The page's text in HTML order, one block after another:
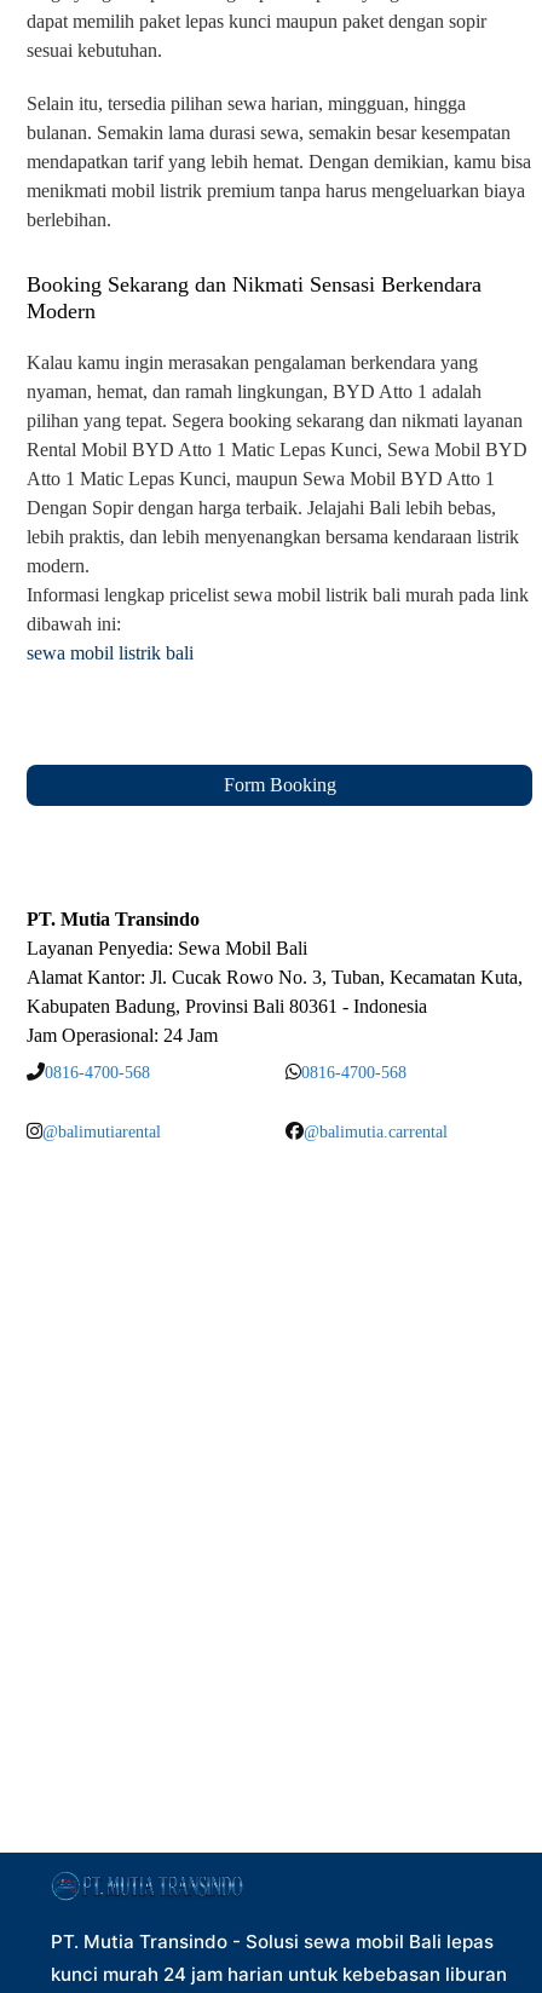
dapat memilih paket lepas kunci maupun paket dengan sopir
sesuai kebutuhan.
Selain itu, tersedia pilihan sewa harian, mingguan, hingga
bulanan. Semakin lama durasi sewa, semakin besar kesempatan
mendapatkan tarif yang lebih hemat. Dengan demikian, kamu bisa
menikmati mobil listrik premium tanpa harus mengeluarkan biaya
berlebihan.
Booking Sekarang dan Nikmati Sensasi Berkendara
Modern
Kalau kamu ingin merasakan pengalaman berkendara yang
nyaman, hemat, dan ramah lingkungan, BYD Atto 1 adalah
pilihan yang tepat. Segera booking sekarang dan nikmati layanan
Rental Mobil BYD Atto 1 Matic Lepas Kunci, Sewa Mobil BYD
Atto 1 Matic Lepas Kunci, maupun Sewa Mobil BYD Atto 1
Dengan Sopir dengan harga terbaik. Jelajahi Bali lebih bebas,
lebih praktis, dan lebih menyenangkan bersama kendaraan listrik
modern.
Informasi lengkap pricelist sewa mobil listrik bali murah pada link
dibawah ini:
sewa mobil listrik bali
Form Booking
PT. Mutia Transindo
Layanan Penyedia: Sewa Mobil Bali
Alamat Kantor: Jl. Cucak Rowo No. 3, Tuban, Kecamatan Kuta,
Kabupaten Badung, Provinsi Bali 80361 - Indonesia
Jam Operasional: 24 Jam
0816-4700-568 0816-4700-568
@balimutiarental @balimutia.carrental
PT. Mutia Transindo - Solusi sewa mobil Bali lepas
kunci murah 24 jam harian untuk kebebasan liburan